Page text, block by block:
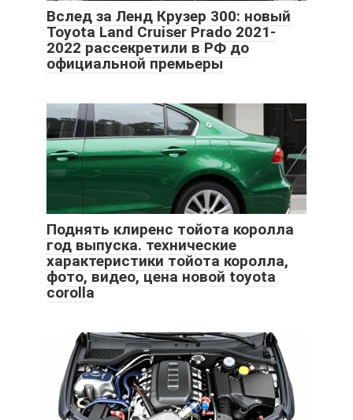
Вслед за Ленд Крузер 300: новый
Toyota Land Cruiser Prado 2021-
2022 рассекретили в РФ до
официальной премьеры
Поднять клиренс тойота королла
год выпуска. технические
характеристики тойота королла,
фото, видео, цена новой toyota
corolla